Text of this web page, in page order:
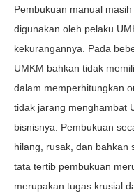
Pembukuan manual
digunakan oleh pelaku
kekurangannya. Pada
UMKM bahkan tidak
dalam memperhitungkan
tidak jarang menghambat
bisnisnya. Pembukuan
hilang, rusak, dan bahkan
tata tertib pembukuan
merupakan tugas krusial